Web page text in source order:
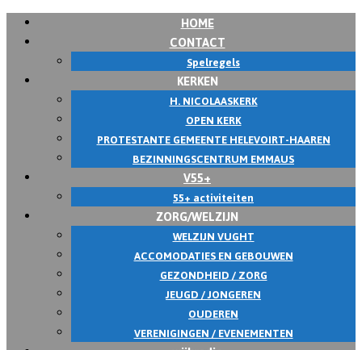
Skip
HOME
CONTACT
Spelregels
KERKEN
H. NICOLAASKERK
OPEN KERK
PROTESTANTE GEMEENTE HELEVOIRT-HAAREN
BEZINNINGSCENTRUM EMMAUS
V55+
55+ activiteiten
ZORG/WELZIJN
WELZIJN VUGHT
ACCOMODATIES EN GEBOUWEN
GEZONDHEID / ZORG
JEUGD / JONGEREN
OUDEREN
VERENIGINGEN / EVENEMENTEN